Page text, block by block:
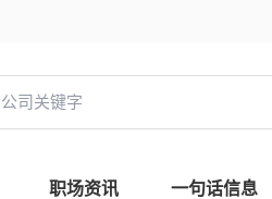
职场资讯 一句话信息